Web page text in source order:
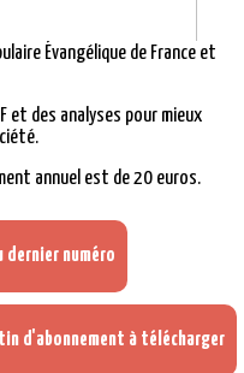
Évangélique de France et
et des analyses pour mieux
annuel est de 20 euros.
numéro
d'abonnement à télécharger